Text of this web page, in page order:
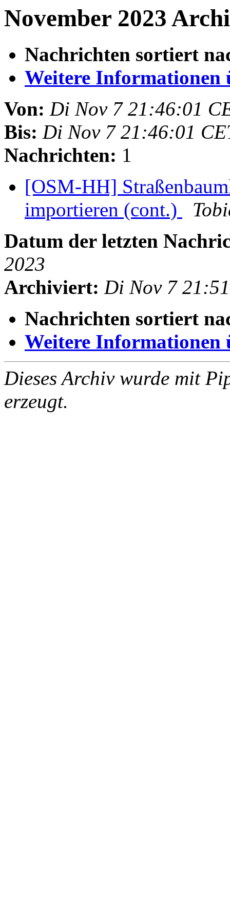
November 2023
Nachrichten sortiert
Weitere Informationen
Von: Di Nov 7 21:46:01
Bis: Di Nov 7 21:46:01
Nachrichten: 1
[OSM-HH]
importieren (cont.)
Datum der letzten
2023
Archiviert: Di Nov 7
Nachrichten sortiert
Weitere Informationen
Dieses Archiv wurde mit
erzeugt.